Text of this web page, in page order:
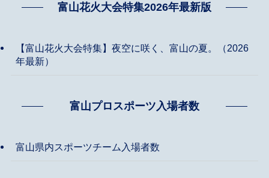
富山花火大会特集2026年最新版
【富山花火大会特集】夜空に咲く、富山の夏。（2026
年最新）
富山プロスポーツ入場者数
富山県内スポーツチーム入場者数